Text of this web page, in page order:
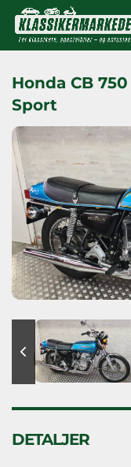
Honda CB
Sport
DETALJER